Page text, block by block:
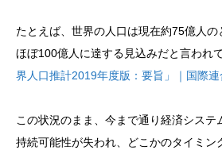
たとえば、世界の人口は現在約75億人
ほぼ100億人に達する見込みだと言われ
界人口推計2019年度版：要旨」｜国際
この状況のまま、今まで通り経済システ
持続可能性が失われ、どこかのタイミン